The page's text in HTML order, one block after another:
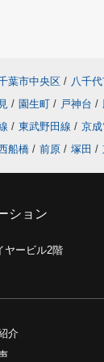
葉市中央区 / 八千
/ 園生町 / 戸神台 /
/ 東武野田線 / 京
船橋 / 前原 / 塚田 /
ション
ヤービル2階
介